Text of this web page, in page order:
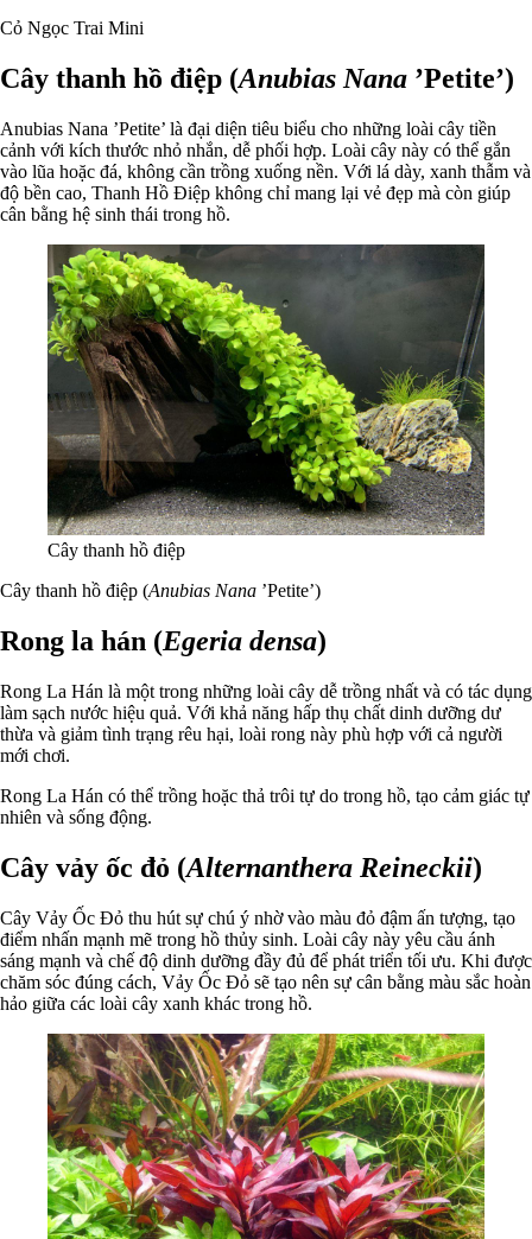
Cỏ Ngọc Trai Mini
Cây thanh hồ điệp (Anubias Nana ’Petite’)
Anubias Nana ’Petite’ là đại diện tiêu biểu cho những loài cây tiền
cảnh với kích thước nhỏ nhắn, dễ phối hợp. Loài cây này có thể gắn
vào lũa hoặc đá, không cần trồng xuống nền. Với lá dày, xanh thẫm và
độ bền cao, Thanh Hồ Điệp không chỉ mang lại vẻ đẹp mà còn giúp
cân bằng hệ sinh thái trong hồ.
Cây thanh hồ điệp
Cây thanh hồ điệp (Anubias Nana ’Petite’)
Rong la hán (Egeria densa)
Rong La Hán là một trong những loài cây dễ trồng nhất và có tác dụng
làm sạch nước hiệu quả. Với khả năng hấp thụ chất dinh dưỡng dư
thừa và giảm tình trạng rêu hại, loài rong này phù hợp với cả người
mới chơi.
Rong La Hán có thể trồng hoặc thả trôi tự do trong hồ, tạo cảm giác tự
nhiên và sống động.
Cây vảy ốc đỏ (Alternanthera Reineckii)
Cây Vảy Ốc Đỏ thu hút sự chú ý nhờ vào màu đỏ đậm ấn tượng, tạo
điểm nhấn mạnh mẽ trong hồ thủy sinh. Loài cây này yêu cầu ánh
sáng mạnh và chế độ dinh dưỡng đầy đủ để phát triển tối ưu. Khi được
chăm sóc đúng cách, Vảy Ốc Đỏ sẽ tạo nên sự cân bằng màu sắc hoàn
hảo giữa các loài cây xanh khác trong hồ.